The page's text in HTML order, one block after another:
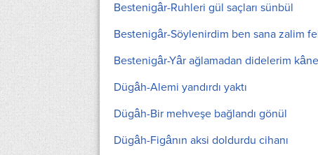
Bestenigâr-Ruhleri gül saçları sünbül
Bestenigâr-Söylenirdim ben sana zalim
Bestenigâr-Yâr ağlamadan didelerim
Dügâh-Alemi yandırdı yaktı
Dügâh-Bir mehveşe bağlandı gönül
Dügâh-Figânın aksi doldurdu cihanı